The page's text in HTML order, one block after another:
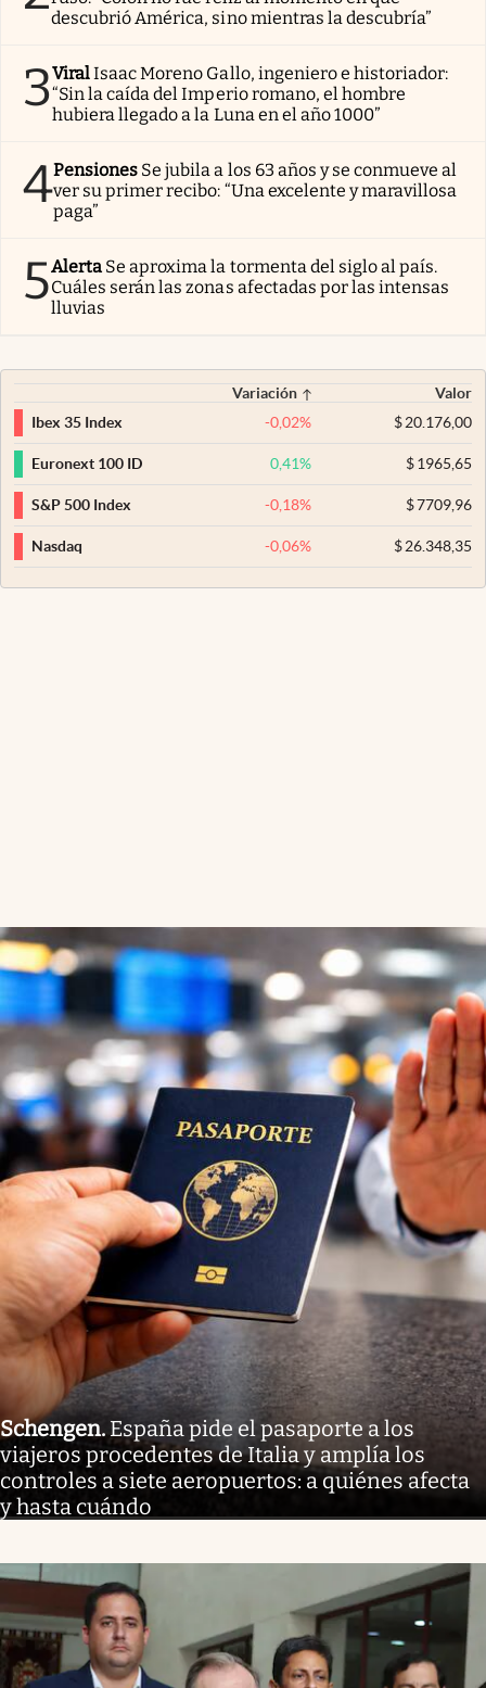
descubrió América, sino mientras la descubría”
3ViralIsaac Moreno Gallo, ingeniero e historiador:
“Sin la caída del Imperio romano, el hombre
hubiera llegado a la Luna en el año 1000”
4Pensiones Se jubila a los 63 años y se conmueve al
ver su primer recibo: “Una excelente y maravillosa
paga”
5Alerta Se aproxima la tormenta del siglo al país.
Cuáles serán las zonas afectadas por las intensas
lluvias
Variación
Valor
Ibex 35 Index
-0,02% $20.176,00
Euronext 100 ID 0,41% $1965,65
S&P 500 Index -0,18% $7709,96
Nasdaq -0,06% $26.348,35
Schengen. España pide el pasaporte a los
viajeros procedentes de Italia y amplía los
controles a siete aeropuertos: a quiénes afecta
y hasta cuándo